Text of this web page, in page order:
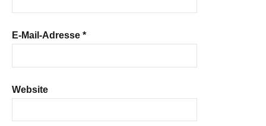
E-Mail-Adresse *
Website